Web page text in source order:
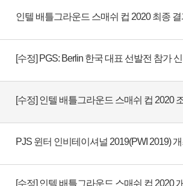
인텔 배틀그라운드 스매쉬 컵 2020 최종
[수정] PGS: Berlin 한국 대표 선발전 참가
[수정] 인텔 배틀그라운드 스매쉬 컵 2020
PJS 윈터 인비테이셔널 2019(PWI 2019)
[수정] 인텔 배틀그라운드 스매쉬 컵 2020